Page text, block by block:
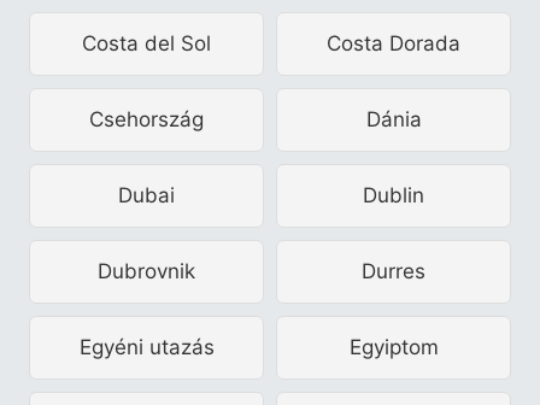
Costa del Sol Costa Dorada
Csehország Dánia
Dubai Dublin
Dubrovnik Durres
Egyéni utazás Egyiptom